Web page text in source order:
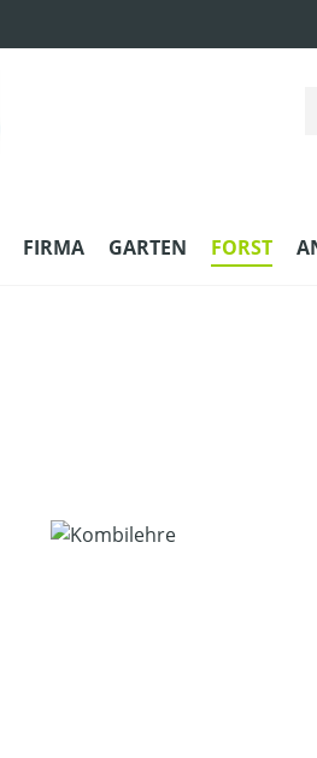
FIRMA GARTEN FORST